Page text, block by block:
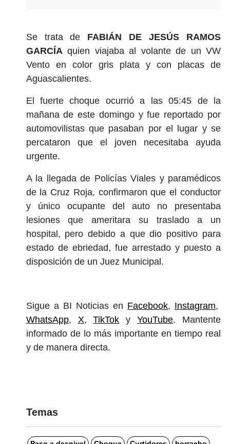
Se trata de FABIÁN DE JESÚS RAMOS
GARCÍA quien viajaba al volante de un VW
Vento en color gris plata y con placas de
Aguascalientes.
El fuerte choque ocurrió a las 05:45 de la
mañana de este domingo y fue reportado por
automovilistas que pasaban por el lugar y se
percataron que el joven necesitaba ayuda
urgente.
A la llegada de Policías Viales y paramédicos
de la Cruz Roja, confirmaron que el conductor
y único ocupante del auto no presentaba
lesiones que ameritara su traslado a un
hospital, pero debido a que dio positivo para
estado de ebriedad, fue arrestado y puesto a
disposición de un Juez Municipal.
Sigue a BI Noticias en Facebook, Instagram,
WhatsApp, X,TikTok yYouTube. Mantente
informado de lo más importante en tiempo real
y de manera directa.
Temas